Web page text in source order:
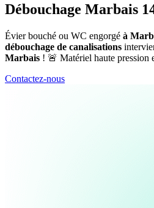
Débouchage Marbais
Évier bouché ou WC engorgé à
débouchage de canalisations
Marbais ! 🚨 Matériel haute pression
Contactez-nous